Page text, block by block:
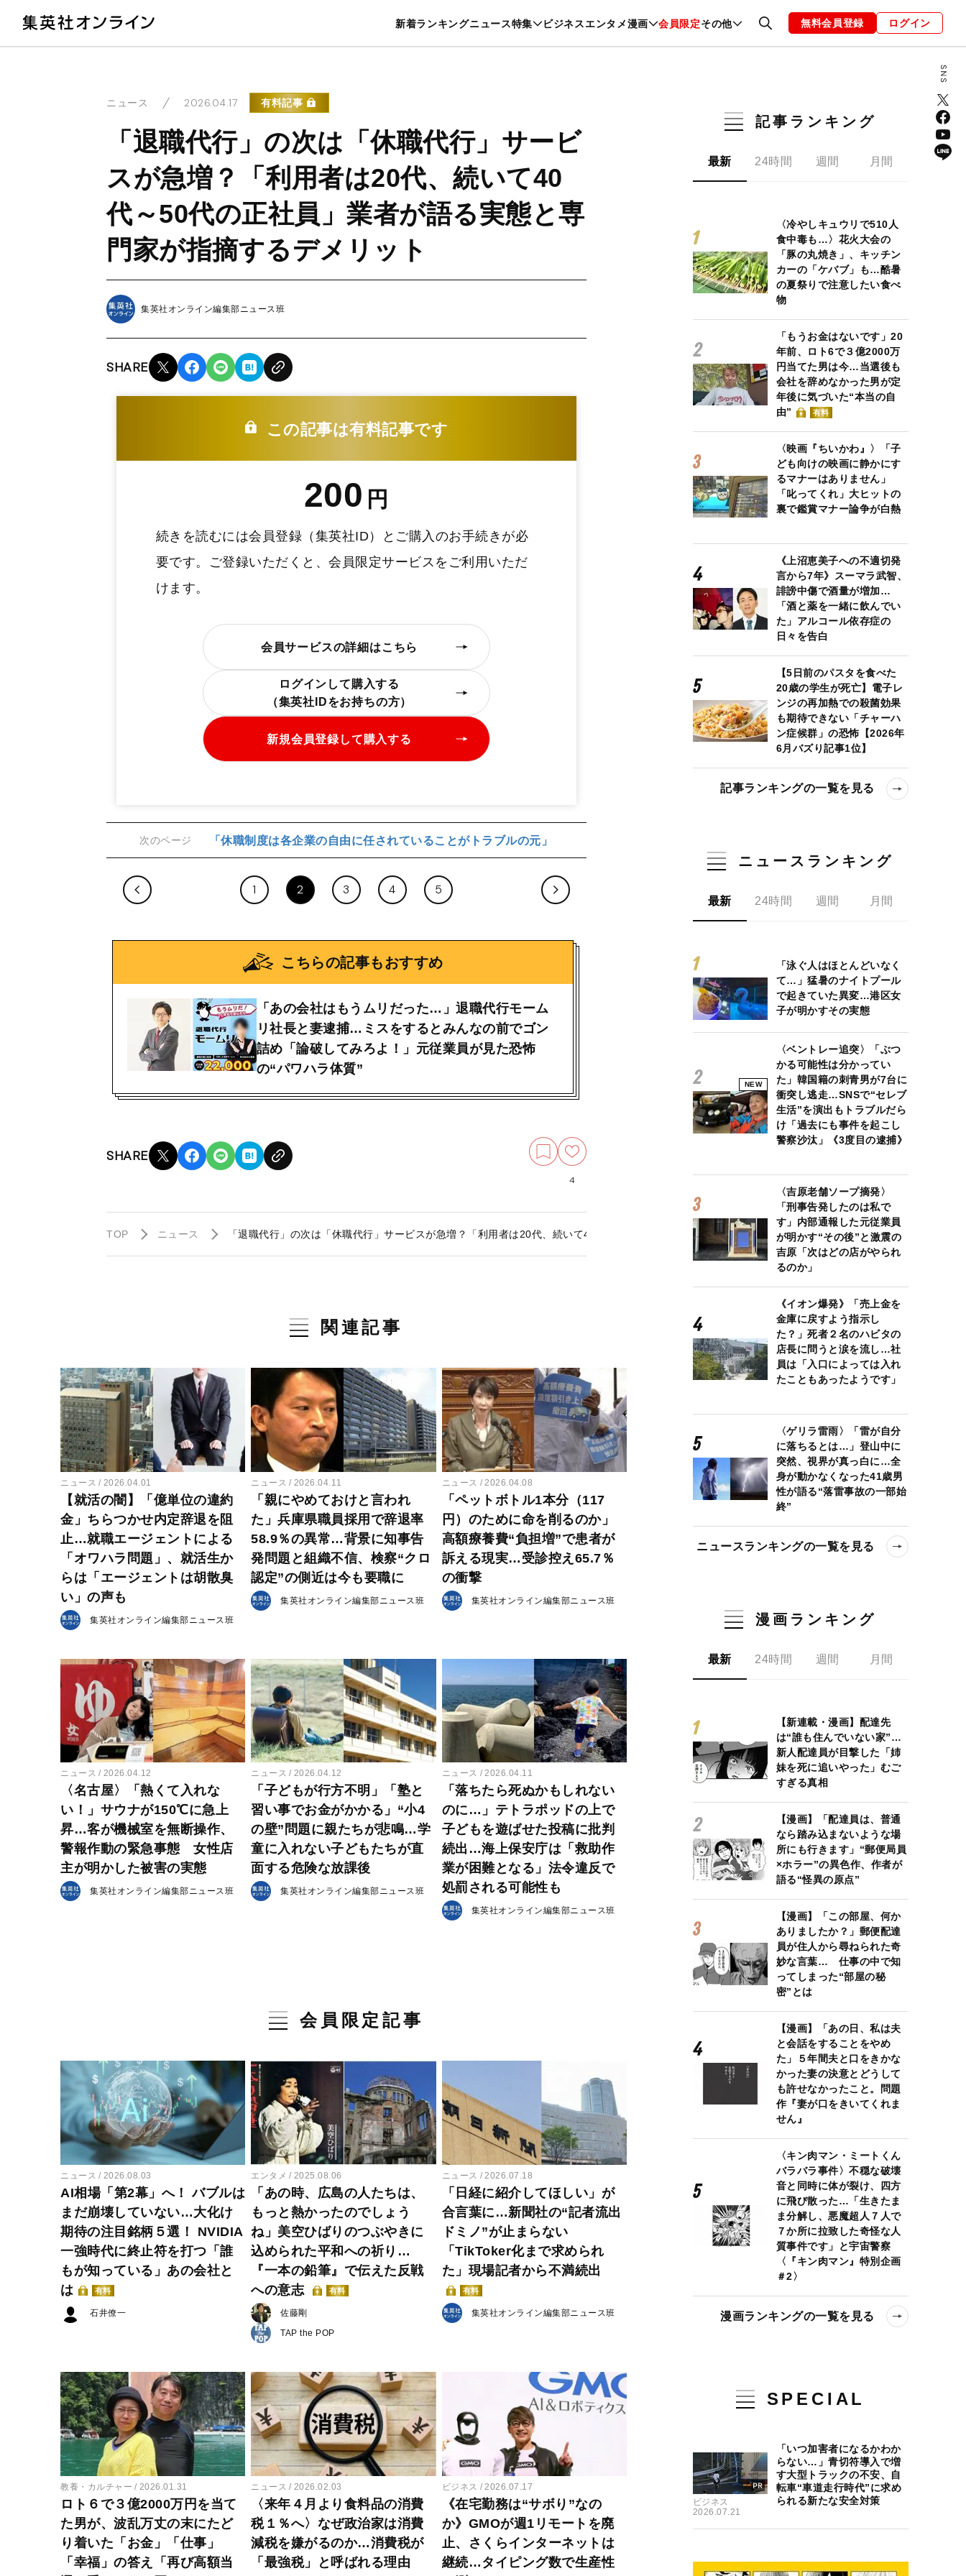
新着ランキングニュース特集 ビジネスエンタメ漫画 会員限定その他
暮らし スポーツ ヘルスケア 美容 グルメ ファッション 恋愛・結婚 編集部 お知らせ
無料会員登録 ログイン
ニュース 2026.04.17 有料記事
「退職代行」の次は「休職代行」サービ
スが急増？「利用者は20代、続いて40
代～50代の正社員」業者が語る実態と専
門家が指摘するデメリット
集英社オンライン編集部ニュース班
SHARE
この記事は有料記事です
200 円
続きを読むには会員登録（集英社ID）とご購入のお手続きが必
要です。ご登録いただくと、会員限定サービスをご利用いただ
けます。
会員サービスの詳細はこちら
ログインして購入する
（集英社IDをお持ちの方）
新規会員登録して購入する
次のページ 「休職制度は各企業の自由に任されていることがトラブルの元」
1 2 3 4 5
こちらの記事もおすすめ
「あの会社はもうムリだった…」退職代行モーム
リ社長と妻逮捕…ミスをするとみんなの前でゴン
詰め「論破してみろよ！」元従業員が見た恐怖
の“パワハラ体質”
SHARE
4
TOP ニュース 「退職代行」の次は「休職代行」サービスが急増？「利用者は20代、続いて40代～50代の正社員」業者が語る実態と専門家が指摘するデメリット
関連記事
ニュース 2026.04.01
【就活の闇】「億単位の違約
金」ちらつかせ内定辞退を阻
止…就職エージェントによる
「オワハラ問題」、就活生か
らは「エージェントは胡散臭
い」の声も
集英社オンライン編集部ニュース班
ニュース 2026.04.11
「親にやめておけと言われ
た」兵庫県職員採用で辞退率
58.9％の異常…背景に知事告
発問題と組織不信、検察“クロ
認定”の側近は今も要職に
集英社オンライン編集部ニュース班
ニュース 2026.04.08
「ペットボトル1本分（117
円）のために命を削るのか」
高額療養費“負担増”で患者が
訴える現実…受診控え65.7％
の衝撃
集英社オンライン編集部ニュース班
ニュース 2026.04.12
〈名古屋〉「熱くて入れな
い！」サウナが150℃に急上
昇…客が機械室を無断操作、
警報作動の緊急事態 女性店
主が明かした被害の実態
集英社オンライン編集部ニュース班
ニュース 2026.04.12
「子どもが行方不明」「塾と
習い事でお金がかかる」“小4
の壁”問題に親たちが悲鳴…学
童に入れない子どもたちが直
面する危険な放課後
集英社オンライン編集部ニュース班
ニュース 2026.04.11
「落ちたら死ぬかもしれない
のに…」テトラポッドの上で
子どもを遊ばせた投稿に批判
続出…海上保安庁は「救助作
業が困難となる」法令違反で
処罰される可能性も
集英社オンライン編集部ニュース班
会員限定記事
ニュース 2026.08.03
AI相場「第2幕」へ！ バブルは
まだ崩壊していない…大化け
期待の注目銘柄５選！ NVIDIA
一強時代に終止符を打つ「誰
もが知っている」あの会社と
は
有料
石井僚一
エンタメ 2025.08.06
「あの時、広島の人たちは、
もっと熱かったのでしょう
ね」美空ひばりのつぶやきに
込められた平和への祈り…
『一本の鉛筆』で伝えた反戦
への意志
有料
佐藤剛
TAP the POP
ニュース 2026.07.18
「日経に紹介してほしい」が
合言葉に…新聞社の“記者流出
ドミノ”が止まらない
「TikToker化まで求められ
た」現場記者から不満続出
有料
集英社オンライン編集部ニュース班
教養・カルチャー 2026.01.31
ロト６で３億2000万円を当て
た男が、波乱万丈の末にたど
り着いた「お金」「仕事」
「幸福」の答え「再び高額当
ニュース 2026.02.03
〈来年４月より食料品の消費
税１％へ〉なぜ政治家は消費
減税を嫌がるのか…消費税が
「最強税」と呼ばれる理由
ビジネス 2026.07.17
《在宅勤務は“サボり”なの
か》GMOが週1リモートを廃
止、さくらインターネットは
継続…タイピング数で生産性
記事ランキング
最新 24時間 週間 月間
〈冷やしキュウリで510人
食中毒も…〉花火大会の
「豚の丸焼き」、キッチン
カーの「ケバブ」も…酷暑
の夏祭りで注意したい食べ
物
「もうお金はないです」20
年前、ロト6で３億2000万
円当てた男は今…当選後も
会社を辞めなかった男が定
年後に気づいた“本当の自
由”
有料
〈映画『ちいかわ』〉「子
ども向けの映画に静かにす
るマナーはありません」
「叱ってくれ」大ヒットの
裏で鑑賞マナー論争が白熱
《上沼恵美子への不適切発
言から7年》スーマラ武智、
誹謗中傷で酒量が増加…
「酒と薬を一緒に飲んでい
た」アルコール依存症の
日々を告白
【5日前のパスタを食べた
20歳の学生が死亡】電子レ
ンジの再加熱での殺菌効果
も期待できない「チャーハ
ン症候群」の恐怖【2026年
6月バズり記事1位】
記事ランキングの一覧を見る
ニュースランキング
最新 24時間 週間 月間
「泳ぐ人はほとんどいなく
て…」猛暑のナイトプール
で起きていた異変…港区女
子が明かすその実態
NEW
〈ベントレー追突〉「ぶつ
かる可能性は分かってい
た」韓国籍の刺青男が7台に
衝突し逃走…SNSで“セレブ
生活”を演出もトラブルだら
け「過去にも事件を起こし
警察沙汰」《3度目の逮捕》
〈吉原老舗ソープ摘発〉
「刑事告発したのは私で
す」内部通報した元従業員
が明かす“その後”と激震の
吉原「次はどの店がやられ
るのか」
《イオン爆発》「売上金を
金庫に戻すよう指示し
た？」死者２名のハビタの
店長に問うと涙を流し…社
員は「入口によっては入れ
たこともあったようです」
〈ゲリラ雷雨〉「雷が自分
に落ちるとは…」登山中に
突然、視界が真っ白に…全
身が動かなくなった41歳男
性が語る“落雷事故の一部始
終”
ニュースランキングの一覧を見る
漫画ランキング
最新 24時間 週間 月間
【新連載・漫画】配達先
は“誰も住んでいない家”…
新人配達員が目撃した「姉
妹を死に追いやった」むご
すぎる真相
【漫画】「配達員は、普通
なら踏み込まないような場
所にも行きます」“郵便局員
×ホラー”の異色作、作者が
語る“怪異の原点”
【漫画】「この部屋、何か
ありましたか？」郵便配達
員が住人から尋ねられた奇
妙な言葉… 仕事の中で知
ってしまった“部屋の秘
密”とは
【漫画】「あの日、私は夫
と会話をすることをやめ
た」５年間夫と口をきかな
かった妻の決意とどうして
も許せなかったこと。問題
作『妻が口をきいてくれま
せん』
〈キン肉マン・ミートくん
バラバラ事件〉不穏な破壊
音と同時に体が裂け、四方
に飛び散った…「生きたま
ま分解し、悪魔超人７人で
７か所に拉致した奇怪な人
質事件です」と宇宙警察
〈『キン肉マン』特別企画
＃2〉
漫画ランキングの一覧を見る
SPECIAL
ビジネス
2026.07.21
「いつ加害者になるかわか
らない…」青切符導入で増
す大型トラックの不安、自
転車“車道走行時代”に求め
られる新たな安全対策